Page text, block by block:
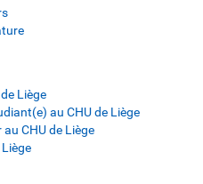
Liège
au CHU de Liège
CHU de Liège